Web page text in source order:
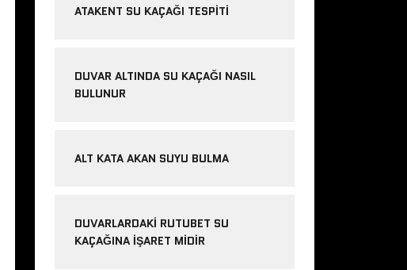
ATAKENT SU KAÇAĞI TESPITI
DUVAR ALTINDA SU KAÇAĞI NASIL
BULUNUR
ALT KATA AKAN SUYU BULMA
DUVARLARDAKI RUTUBET SU
KAÇAĞINA İŞARET MIDIR